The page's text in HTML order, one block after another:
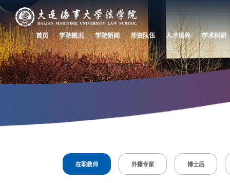
首页 学院概况 学院新闻 师资队伍 人才培养 学术科研
在职教师 外籍专家 博士后